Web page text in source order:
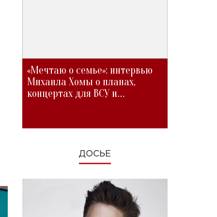
«Мечтаю о семье»: интервью
Михаила Хомы о планах,
концертах для ВСУ и
ДОСЬЕ